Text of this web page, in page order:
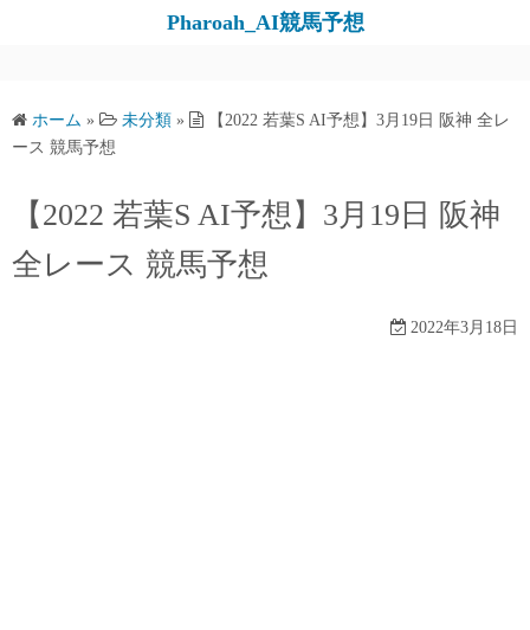
ッ
Pharoah_AI競馬予想
ホーム » 未分類 »
【2022 若葉S AI予想】3月19日 阪神 全レ
ース 競馬予想
【2022 若葉S AI予想】3月19日 阪神
全レース 競馬予想
2022年3月18日